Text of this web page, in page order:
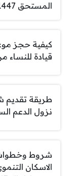
المستحق 1447
كيفية حجز
قيادة للنساء من
طريقة تقديم
نزول الدعم
شروط
الاسكان